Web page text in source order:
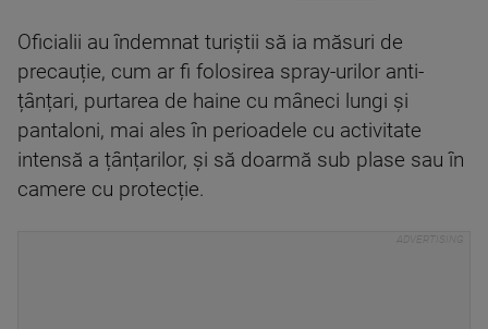
Oficialii au îndemnat turiștii să ia măsuri de
precauție, cum ar fi folosirea spray-urilor anti-
țânțari, purtarea de haine cu mâneci lungi și
pantaloni, mai ales în perioadele cu activitate
intensă a țânțarilor, și să doarmă sub plase sau în
camere cu protecție.